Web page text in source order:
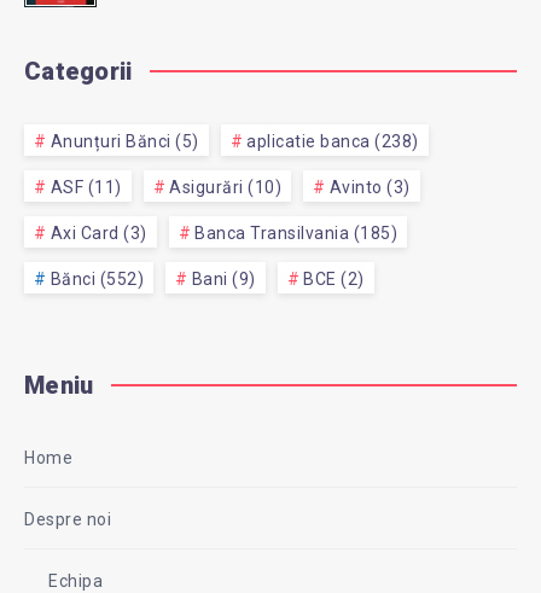
Categorii
Anunțuri Bănci (5) aplicatie banca (238)
ASF (11) Asigurări (10) Avinto (3)
Axi Card (3) Banca Transilvania (185)
Bănci (552) Bani (9) BCE (2)
Meniu
Home
Despre noi
Echipa